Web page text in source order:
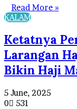
Read More »
KALAM
Ketatnya
Larangan
Bikin Haji
5 June, 2025
0
531